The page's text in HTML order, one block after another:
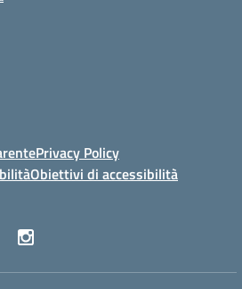
Privacy Policy
Obiettivi di accessibilità